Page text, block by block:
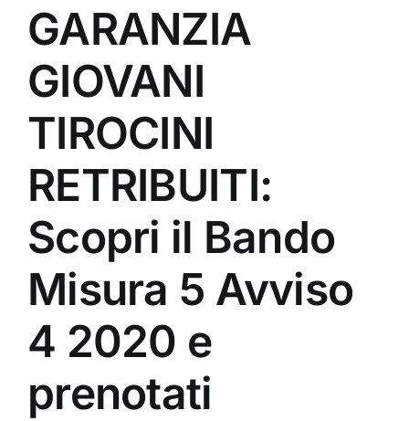
GARANZIA
GIOVANI
TIROCINI
RETRIBUITI:
Scopri il Bando
Misura 5 Avviso
4 2020 e
prenotati